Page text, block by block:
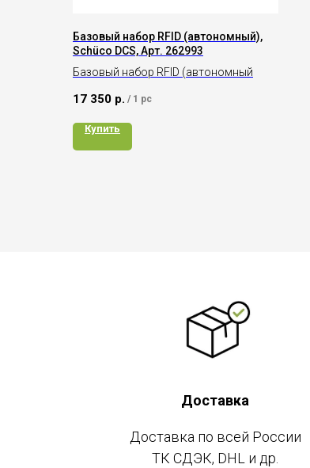
Базовый набор RFID (автономный),
Schüco DCS, Арт. 262993
Базовый набор RFID (автономный
17 350 р. / 1 pc
Купить
Доставка
Доставка по всей России
ТК СДЭК, DHL и др.